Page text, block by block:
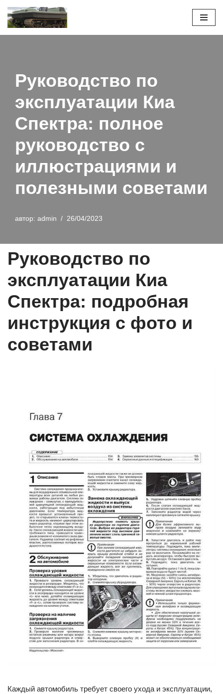
Перейти
Руководство по
эксплуатации Киа
Спектра: полное
руководство с
иллюстрациями и
полезными советами
автор: admin 26/04/2023
Руководство по
эксплуатации Киа
Спектра: подробная
инструкция с фото и
советами
Каждый автомобиль требует своего ухода и эксплуатации,